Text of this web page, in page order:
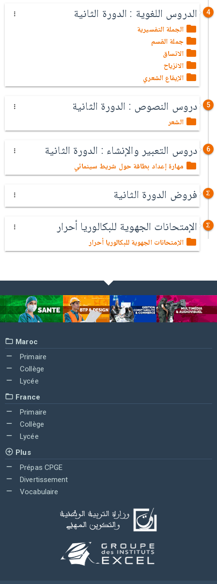
4 الدروس اللغوية : الدورة الثانية
الجملة التفسيرية
جملة القسم
الاتساق
الانزياح
الإيقاع الشعري
5 دروس النصوص : الدورة الثانية
الشعر
6 دروس التعبير والإنشاء : الدورة الثانية
مهارة إعداد بطاقة حول شريط سينمائي
فروض الدورة الثانية
الإمتحانات الجهوية للبكالوريا أحرار
الإمتحانات الجهوية للبكالوريا أحرار
Maroc
Primaire
Collège
Lycée
France
Primaire
Collège
Lycée
Plus
Prépas CPGE
Divertissement
Vocabulaire